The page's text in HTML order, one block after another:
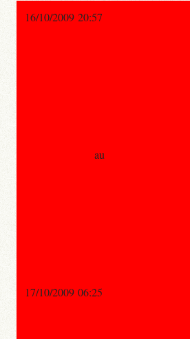
16/10/2009 20:57
au
17/10/2009 06:25